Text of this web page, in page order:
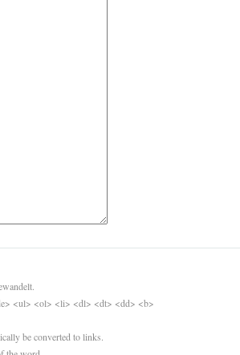
<ul> <ol> <li> <dl> <dt> <dd> <b>
be converted to links.